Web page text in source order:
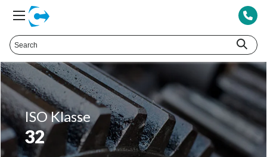
ISO Klasse
32